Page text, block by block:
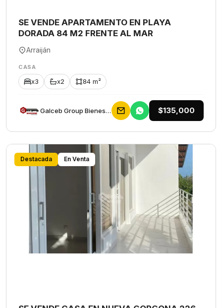
SE VENDE APARTAMENTO EN PLAYA
DORADA 84 M2 FRENTE AL MAR
Arraiján
CASA
x3 x2 84 m²
Galceb Group Bienes Raices $135,000
Destacada En Venta